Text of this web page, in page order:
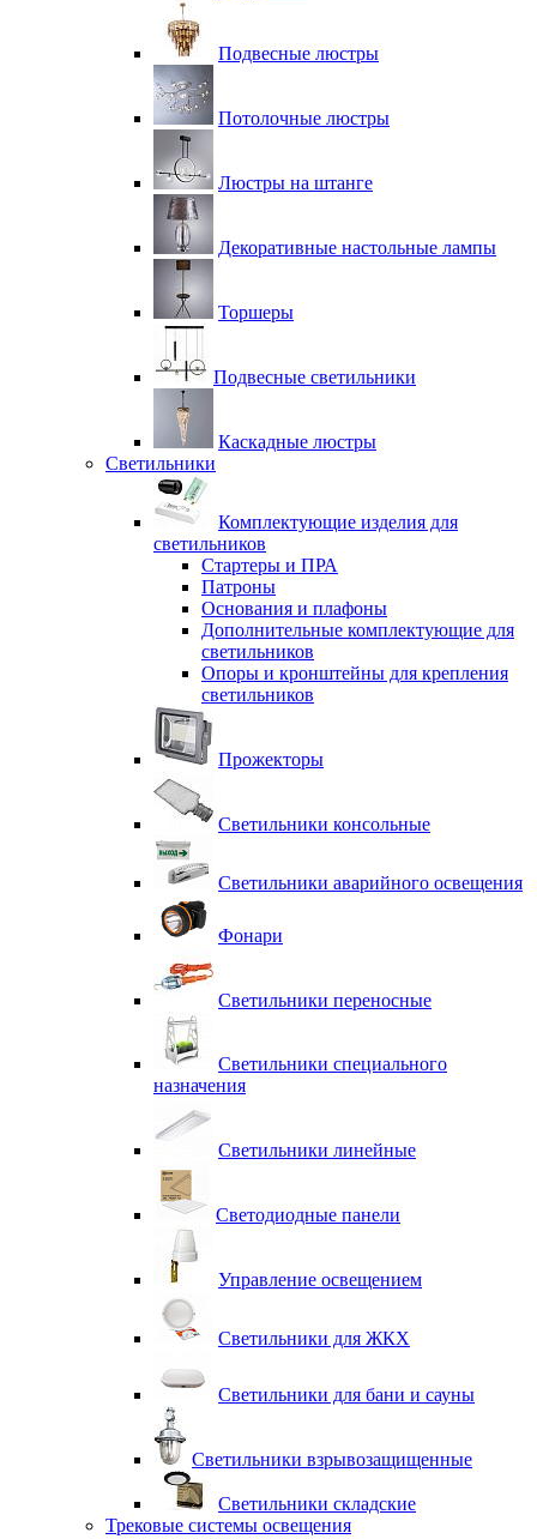
Подвесные люстры
Потолочные люстры
Люстры на штанге
Декоративные настольные лампы
Торшеры
Подвесные светильники
Каскадные люстры
Светильники
Комплектующие изделия для
светильников
Стартеры и ПРА
Патроны
Основания и плафоны
Дополнительные комплектующие для
светильников
Опоры и кронштейны для крепления
светильников
Прожекторы
Светильники консольные
Светильники аварийного освещения
Фонари
Светильники переносные
Светильники специального
назначения
Светильники линейные
Светодиодные панели
Управление освещением
Светильники для ЖКХ
Светильники для бани и сауны
Светильники взрывозащищенные
Светильники складские
Трековые системы освещения